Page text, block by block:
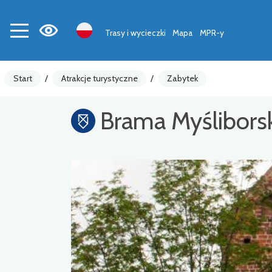
Trasy i wycieczki Mapa MPR-y
Start / Atrakcje turystyczne / Zabytek
Brama